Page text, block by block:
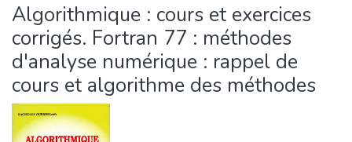
Algorithmique : cours et exercices
corrigés. Fortran 77 : méthodes
d'analyse numérique : rappel de
cours et algorithme des méthodes